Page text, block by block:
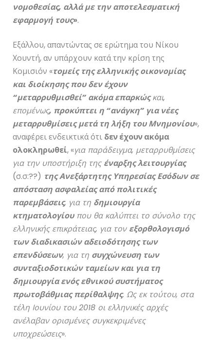
νομοθεσίας, αλλά με την αποτελεσματική
εφαρμογή τους».
Εξάλλου, απαντώντας σε ερώτημα του Νίκου
Χουντή, αν υπάρχουν κατά την κρίση της
Κομισιόν «τομείς της ελληνικής οικονομίας
και διοίκησης που δεν έχουν
“μεταρρυθμισθεί” ακόμα επαρκώςκαι,
επομένως, προκύπτει η “ανάγκη” για νέες
μεταρρυθμίσεις μετά τη λήξη του Μνημονίου»,
αναφέρει ενδεικτικά ότι δεν έχουν ακόμα
ολοκληρωθεί, «για παράδειγμα, μεταρρυθμίσεις
για την υποστήριξη της έναρξης λειτουργίας
(σ.σ:??) της Ανεξάρτητης Υπηρεσίας Εσόδων σε
απόσταση ασφαλείας από πολιτικές
παρεμβάσεις, για τη δημιουργία
κτηματολογίουπου θα καλύπτει το σύνολο της
ελληνικής επικράτειας, για τον εξορθολογισμό
των διαδικασιών αδειοδότησης των
επενδύσεων, για τη συγχώνευση των
συνταξιοδοτικών ταμείων και για τη
δημιουργία ενός εθνικού συστήματος
πρωτοβάθμιας περίθαλψης. Ως εκ τούτου, στα
τέλη Ιουνίου του 2018 οι ελληνικές αρχές
ανέλαβαν ορισμένες συγκεκριμένες
υποχρεώσεις».